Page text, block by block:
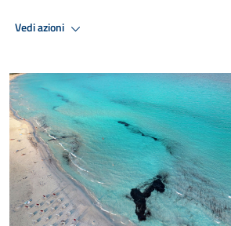
Vedi azioni